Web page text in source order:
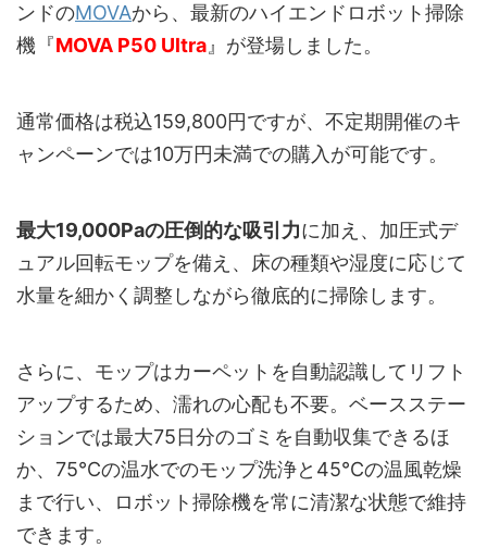
ンドのMOVAから、最新のハイエンドロボット掃除
機『MOVA P50 Ultra』が登場しました。
通常価格は税込159,800円ですが、不定期開催のキ
ャンペーンでは10万円未満での購入が可能です。
最大19,000Paの圧倒的な吸引力に加え、加圧式デ
ュアル回転モップを備え、床の種類や湿度に応じて
水量を細かく調整しながら徹底的に掃除します。
さらに、モップはカーペットを自動認識してリフト
アップするため、濡れの心配も不要。ベースステー
ションでは最大75日分のゴミを自動収集できるほ
か、75℃の温水でのモップ洗浄と45℃の温風乾燥
まで行い、ロボット掃除機を常に清潔な状態で維持
できます。